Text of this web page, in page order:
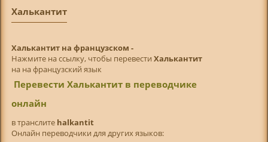
Халькантит
Халькантит на французском -
Нажмите на ссылку, чтобы перевести Халькантит
на на французский язык
Перевести Халькантит в переводчике
онлайн
в транслитe halkantit
Онлайн переводчики для других языков: